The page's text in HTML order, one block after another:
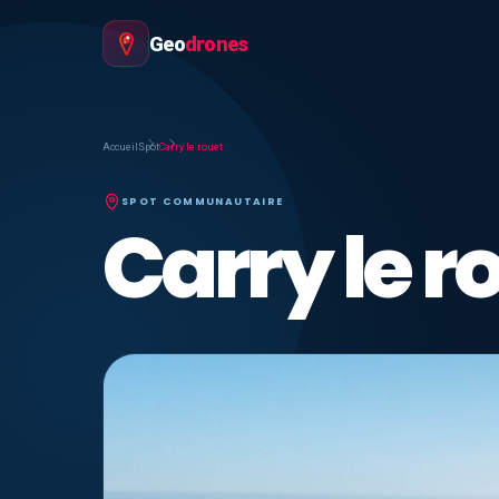
Geodrones
Accueil SpotCarry le rouet
SPOT COMMUNAUTAIRE
Carry le